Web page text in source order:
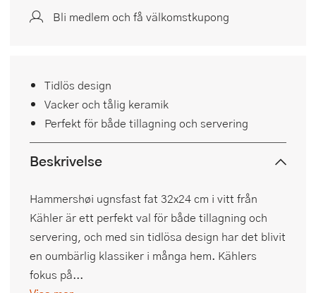
Bli medlem och få välkomstkupong
Tidlös design
Vacker och tålig keramik
Perfekt för både tillagning och servering
Beskrivelse
Hammershøi ugnsfast fat 32x24 cm i vitt från
Kähler är ett perfekt val för både tillagning och
servering, och med sin tidlösa design har det blivit
en oumbärlig klassiker i många hem. Kählers
fokus på...